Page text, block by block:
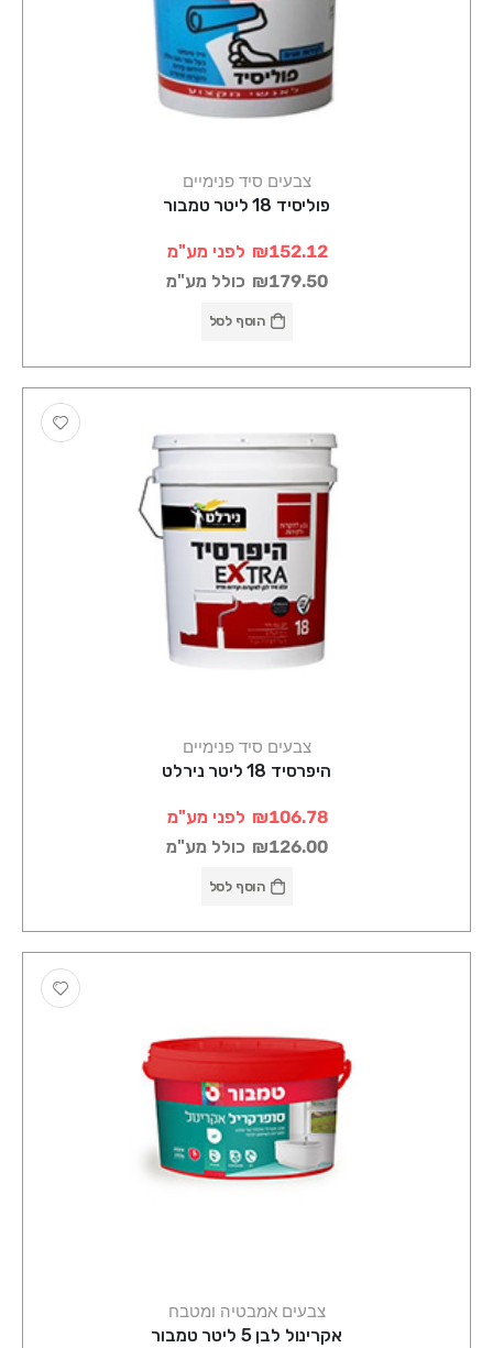
צבעים סיד פנימיים
פוליסיד 18 ליטר טמבור
₪152.12 לפני מע"מ
₪179.50 כולל מע"מ
הוסף לסל
צבעים סיד פנימיים
היפרסיד 18 ליטר נירלט
₪106.78 לפני מע"מ
₪126.00 כולל מע"מ
הוסף לסל
צבעים אמבטיה ומטבח
אקרינול לבן 5 ליטר טמבור